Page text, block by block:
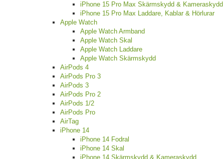
iPhone 15 Pro Max Skärmskydd & Kameraskydd
iPhone 15 Pro Max Laddare, Kablar & Hörlurar
Apple Watch
Apple Watch Armband
Apple Watch Skal
Apple Watch Laddare
Apple Watch Skärmskydd
AirPods 4
AirPods Pro 3
AirPods 3
AirPods Pro 2
AirPods 1/2
AirPods Pro
AirTag
iPhone 14
iPhone 14 Fodral
iPhone 14 Skal
iPhone 14 Skärmskydd & Kameraskydd